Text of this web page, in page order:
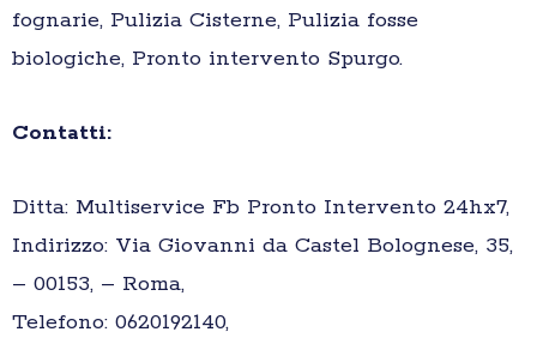
fognarie, Pulizia Cisterne, Pulizia fosse
biologiche, Pronto intervento Spurgo.
Contatti:
Ditta: Multiservice Fb Pronto Intervento 24hx7,
Indirizzo: Via Giovanni da Castel Bolognese, 35,
– 00153, – Roma,
Telefono: 0620192140,